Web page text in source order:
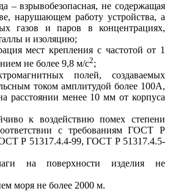
– взрывобезопасная, не содержащая
нарушающем работу устройства, а
газов и паров в концентрациях,
и изоляцию;
мест крепления с частотой от 1
не более 9,8 м/с2;
полей, создаваемых
током амплитудой более 100А,
расстоянии менее 10 мм от корпуса
к воздействию помех степени
с требованиям ГОСТ Р
Р 51317.4.4-99, ГОСТ Р 51317.4.5-
на поверхности изделия не
моря не более 2000 м.